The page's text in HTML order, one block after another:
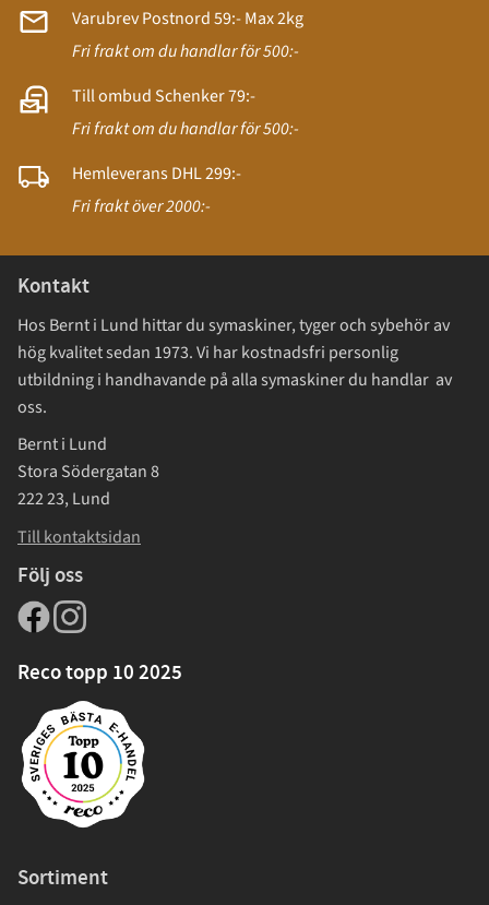
Varubrev Postnord 59:- Max 2kg
Fri frakt om du handlar för 500:-
Till ombud Schenker 79:-
Fri frakt om du handlar för 500:-
Hemleverans DHL 299:-
Fri frakt över 2000:-
Kontakt
Hos Bernt i Lund hittar du symaskiner, tyger och sybehör av
hög kvalitet sedan 1973. Vi har kostnadsfri personlig
utbildning i handhavande på alla symaskiner du handlar av
oss.
Bernt i Lund
Stora Södergatan 8
222 23, Lund
Till kontaktsidan
Följ oss
Reco topp 10 2025
Sortiment